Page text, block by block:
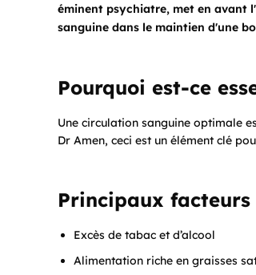
éminent psychiatre, met en avant
sanguine dans le maintien d'une
Pourquoi est-ce
Une circulation sanguine optimale
Dr Amen, ceci est un élément clé
Principaux
Excès de tabac et d’alcool
Alimentation riche en graisses